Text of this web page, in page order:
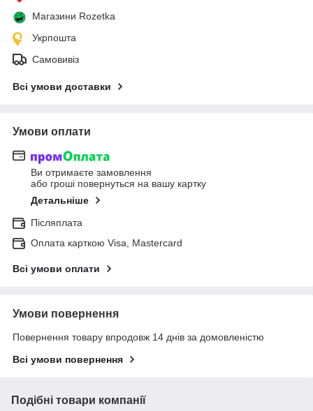
Магазини Rozetka
Укрпошта
Самовивіз
Всі умови доставки
Умови оплати
Ви отримаєте замовлення
або гроші повернуться на вашу картку
Детальніше
Післяплата
Оплата карткою Visa, Mastercard
Всі умови оплати
Умови повернення
Повернення товару впродовж 14 днів за домовленістю
Всі умови повернення
Подібні товари компанії